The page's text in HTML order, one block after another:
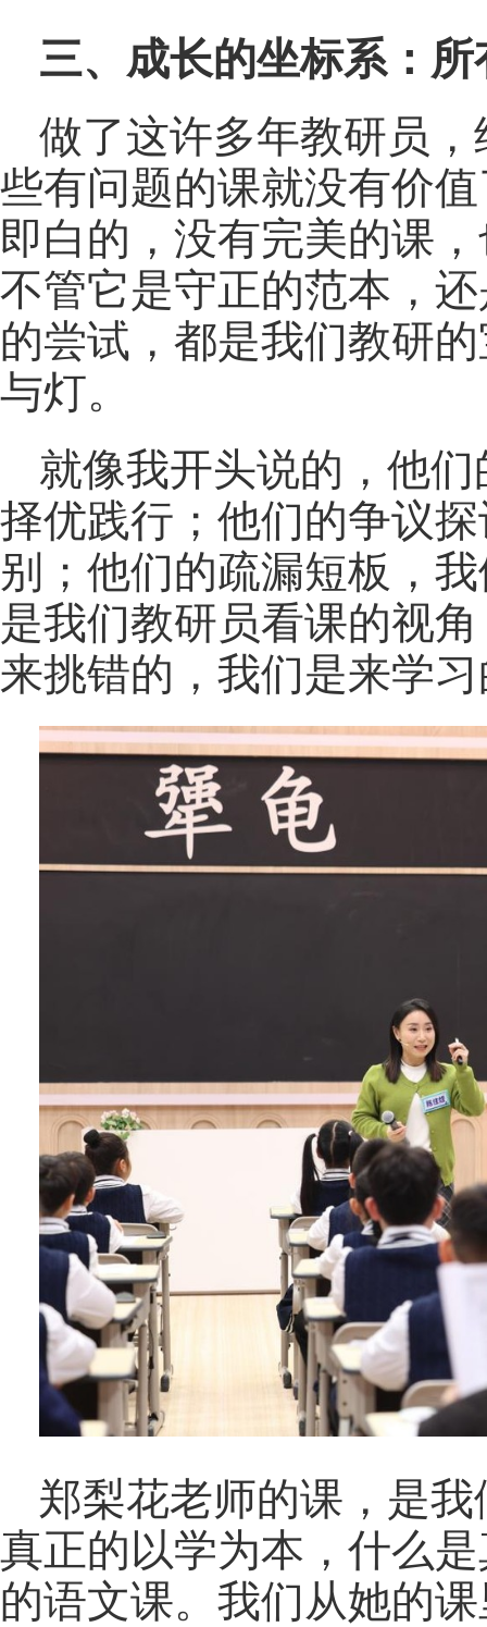
三、成长的坐标系：
做了这许多年教研员
些有问题的课就没有价
即白的，没有完美的课
不管它是守正的范本，
的尝试，都是我们教研
与灯。
就像我开头说的，他
择优践行；他们的争议
别；他们的疏漏短板，
是我们教研员看课的视
来挑错的，我们是来学
郑梨花老师的课，是
真正的以学为本，什么
的语文课。我们从她的